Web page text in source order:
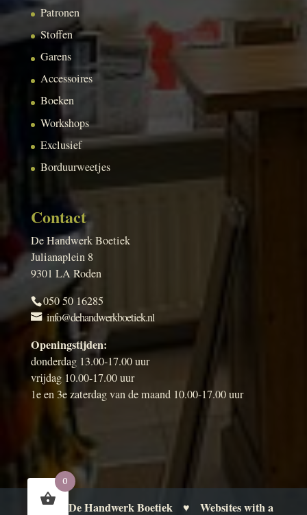
Patronen
Stoffen
Garens
Accessoires
Boeken
Workshops
Exclusief
Borduurweetjes
Contact
De Handwerk Boetiek
Julianaplein 8
9301 LA Roden
050 50 16285
info@dehandwerkboetiek.nl
Openingstijden:
donderdag 13.00-17.00 uur
vrijdag 10.00-17.00 uur
1e en 3e zaterdag van de maand 10.00-17.00 uur
© 2026De Handwerk Boetiek ♥ Websites with a
0